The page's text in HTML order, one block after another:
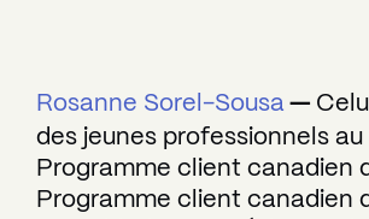
Rosanne Sorel-Sousa —
des jeunes professionnels au
Programme client canadien
Programme client canadien